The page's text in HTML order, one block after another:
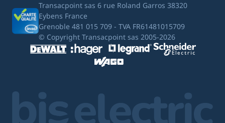
Transacpoint sas 6 rue Roland Garros 38320
Eybens France
Grenoble 481 015 709 - TVA FR61481015709
© Copyright Transacpoint sas 2005-2026